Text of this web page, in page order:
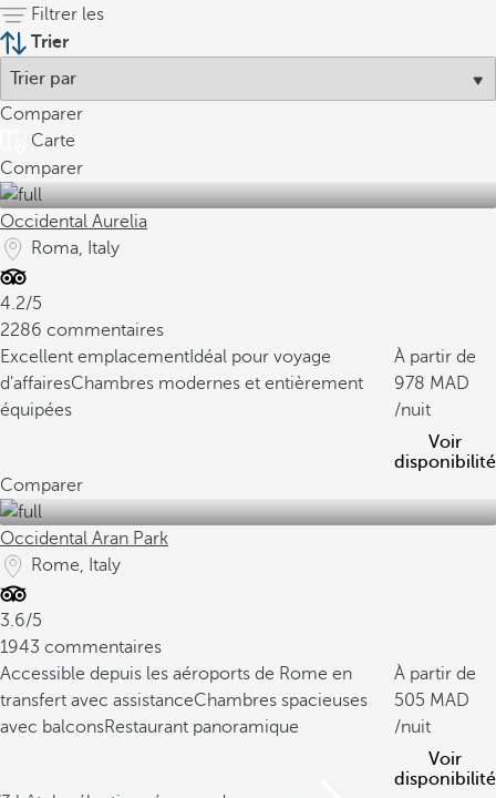
Filtrer les
Trier
Comparer
Carte
Comparer
Occidental Aurelia
Roma, Italy
4.2/5
2286 commentaires
Excellent emplacement Idéal pour voyage
d'affairesChambres modernes et entièrement
équipées
À partir de
978
/nuit
Voir
disponibilité
Comparer
Occidental Aran Park
Rome, Italy
3.6/5
1943 commentaires
Accessible depuis les aéroports de Rome en
transfert avec assistanceChambres spacieuses
avec balconsRestaurant panoramique
À partir de
505
/nuit
Voir
disponibilité